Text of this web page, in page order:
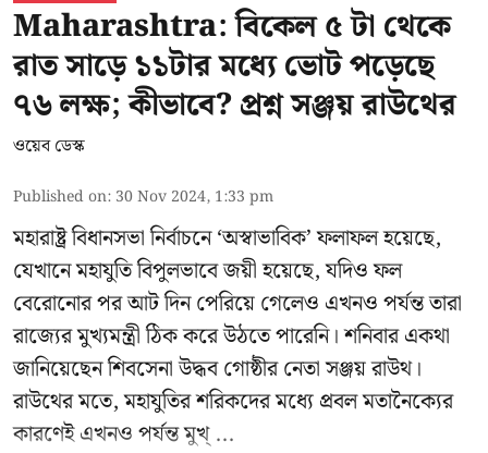
Maharashtra: বিকেল ৫ টা থেকে
রাত সাড়ে ১১টার মধ্যে ভোট পড়েছে
৭৬ লক্ষ; কীভাবে? প্রশ্ন সঞ্জয় রাউথের
ওয়েব ডেস্ক
Published on: 30 Nov 2024, 1:33 pm
মহারাষ্ট্র বিধানসভা নির্বাচনে ‘অস্বাভাবিক’ ফলাফল হয়েছে,
যেখানে মহাযুতি বিপুলভাবে জয়ী হয়েছে, যদিও ফল
বেরোনোর পর আট দিন পেরিয়ে গেলেও এখনও পর্যন্ত তারা
রাজ্যের মুখ্যমন্ত্রী ঠিক করে উঠতে পারেনি। শনিবার একথা
জানিয়েছেন শিবসেনা উদ্ধব গোষ্ঠীর নেতাসঞ্জয় রাউথ।
রাউথের মতে, মহাযুতির শরিকদের মধ্যে প্রবল মতানৈক্যের
কারণেই এখনও পর্যন্ত মুখ্ ...